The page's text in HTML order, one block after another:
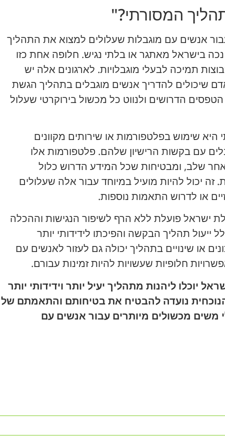
המסורתי?"
עבור אנשים עם מוגבלות שעלולים למצוא את התהליך
בישראל מאתגר או בלתי נגיש. חלופה אחת כזו
תמיכה לבעלי מוגבלויות. לארגונים אלה יש
שיכולים להדריך אנשים מוגבלים בתהליך הגשת
הדרושים ולנווט כל מכשול בירוקרטי שעלול
שימוש בפלטפורמות או שירותים מקוונים
עם בקשות הרישיון שלהם. פלטפורמות אלו
שלב, ומבטיחות שכל המידע הדרוש כלול
זה יכול להיות מועיל במיוחד עבור אלה שעלולים
או לדרוש התאמות נוספות.
ישראל פועלת ללא הרף לשיפור הנגישות וההכלה
ייעול תהליך הבקשה והפיכתו לידידותי יותר
או שינויים בתהליך יכולה גם לעזור לאנשים עם
חלופיות שעשויות להיות זמינות עבורם.
יוכלו ליהנות מתהליך יעיל יותר וידידותי יותר
נועדה להבטיח את בטיחותם והתאמתם של
משים מכשולים מיותרים עבור אנשים עם